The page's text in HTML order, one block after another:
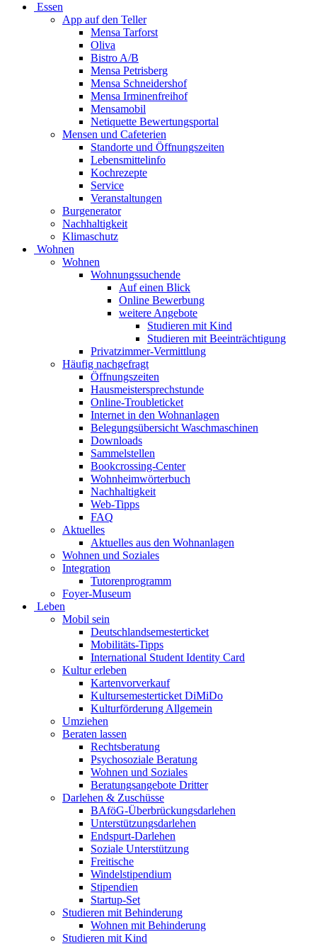
Essen
App auf den Teller
Mensa Tarforst
Oliva
Bistro A/B
Mensa Petrisberg
Mensa Schneidershof
Mensa Irminenfreihof
Mensamobil
Netiquette Bewertungsportal
Mensen und Cafeterien
Standorte und Öffnungszeiten
Lebensmittelinfo
Kochrezepte
Service
Veranstaltungen
Burgenerator
Nachhaltigkeit
Klimaschutz
Wohnen
Wohnen
Wohnungssuchende
Auf einen Blick
Online Bewerbung
weitere Angebote
Studieren mit Kind
Studieren mit Beeinträchtigung
Privatzimmer-Vermittlung
Häufig nachgefragt
Öffnungszeiten
Hausmeistersprechstunde
Online-Troubleticket
Internet in den Wohnanlagen
Belegungsübersicht Waschmaschinen
Downloads
Sammelstellen
Bookcrossing-Center
Wohnheimwörterbuch
Nachhaltigkeit
Web-Tipps
FAQ
Aktuelles
Aktuelles aus den Wohnanlagen
Wohnen und Soziales
Integration
Tutorenprogramm
Foyer-Museum
Leben
Mobil sein
Deutschlandsemesterticket
Mobilitäts-Tipps
International Student Identity Card
Kultur erleben
Kartenvorverkauf
Kultursemesterticket DiMiDo
Kulturförderung Allgemein
Umziehen
Beraten lassen
Rechtsberatung
Psychosoziale Beratung
Wohnen und Soziales
Beratungsangebote Dritter
Darlehen & Zuschüsse
BAföG-Überbrückungsdarlehen
Unterstützungsdarlehen
Endspurt-Darlehen
Soziale Unterstützung
Freitische
Windelstipendium
Stipendien
Startup-Set
Studieren mit Behinderung
Wohnen mit Behinderung
Studieren mit Kind